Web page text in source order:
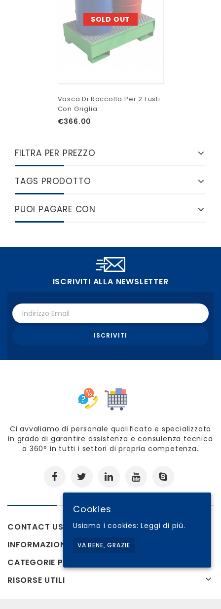
SOLD OUT
Vasca Di Raccolta Per 2 Fusti
Con Griglia
€366.00
FILTRA PER PREZZO
TAGS PRODOTTO
PUOI PAGARE CON
ISCRIVITI ALLA NEWSLETTER
Ci avvaliamo di personale qualificato e specializzato
in grado di garantire assistenza e consulenza tecnica
a 360° in tutti i settori di propria competenza.
CONTACT US
INFORMAZIONI
CATEGORIE PRODOTTI
RISORSE UTILI
Cookies
Usiamo i cookies:Leggi di più.
VA BENE, GRAZIE